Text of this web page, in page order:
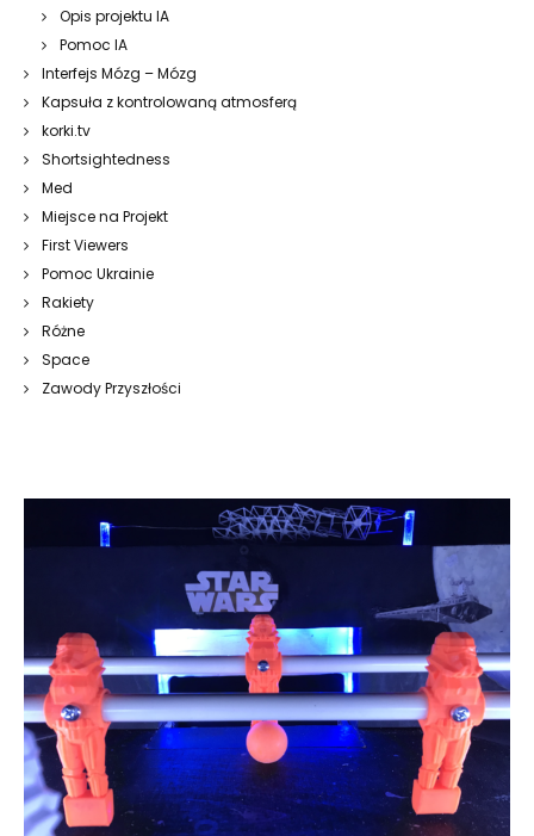
Opis projektu IA
Pomoc IA
Interfejs Mózg – Mózg
Kapsuła z kontrolowaną atmosferą
korki.tv
Shortsightedness
Med
Miejsce na Projekt
First Viewers
Pomoc Ukrainie
Rakiety
Różne
Space
Zawody Przyszłości